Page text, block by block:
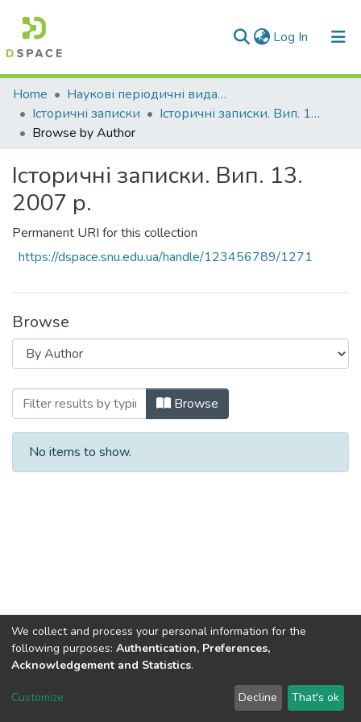
Log In (current)
Communities & Collections
All of DSpace
Home
Наукові періодичні видання СНУ ім. В. Даля
Історичні записки
Історичні записки. Вип. 13. 2007 р.
Browse by Author
Історичні записки. Вип. 13.
2007 р.
Permanent URI for this collection
https://dspace.snu.edu.ua/handle/123456789/1271
Browse
Browsing Історичні записки. Вип. 13.
Browse
No items to show.
Dspace & Volodymyr Dahl East Ukrainian National University
LYRASIS
Send Feedback
We collect and process your personal information for the
following purposes: Authentication, Preferences,
Acknowledgement and Statistics.
Customize Decline That's ok